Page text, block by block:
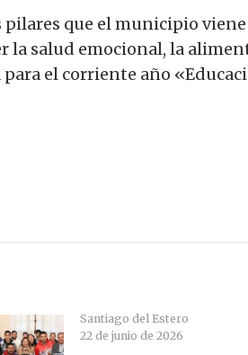
pilares que el municipio viene
la salud emocional, la
el corriente año
Santiago del Estero
22 de junio de 2026